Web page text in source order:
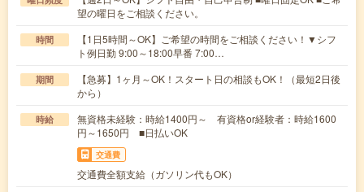
望の曜日をご相談ください。
時間
【1日5時間～OK】ご希望の時間をご相談ください！▼シフ
ト例日勤 9:00～18:00早番 7:00…
期間
【急募】1ヶ月～OK！スタート日の相談もOK！（最短2日後
から）
時給
無資格未経験：時給1400円～ 有資格or経験者：時給1600
円～1650円 ■日払いOK
交通費
交通費全額支給（ガソリン代もOK）